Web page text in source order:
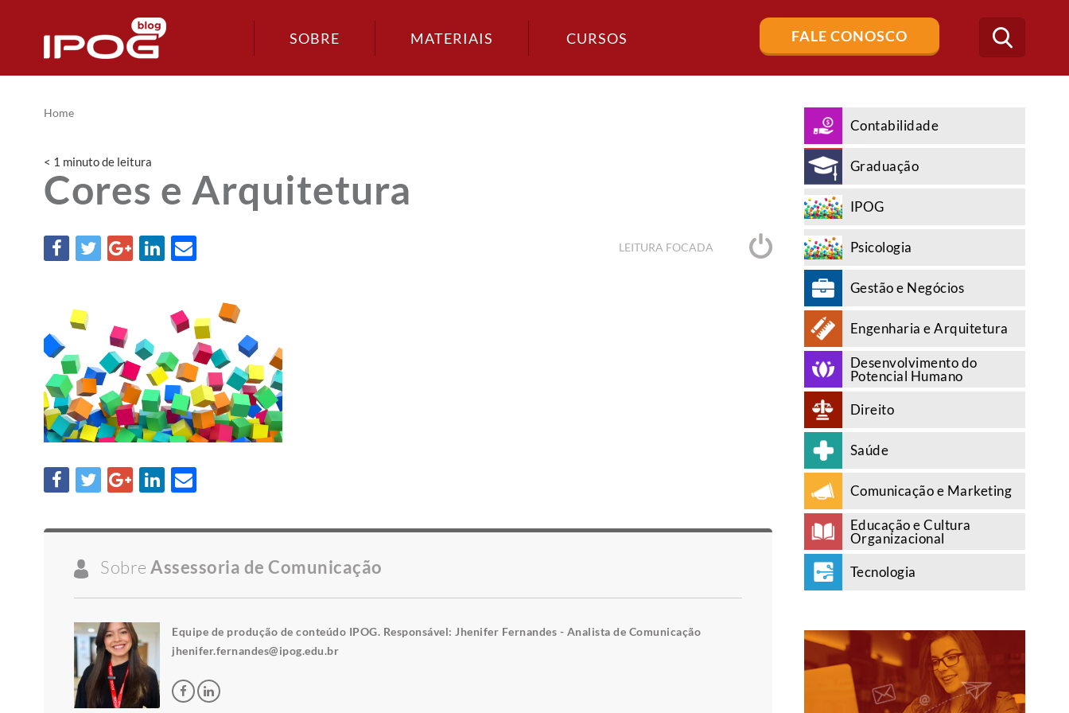
SOBRE MATERIAIS CURSOS FALE CONOSCO
Buscar
no
blog
Home
< 1 minutode leitura
Cores e Arquitetura
LEITURA FOCADA
Sobre Assessoria de Comunicação
Equipe de produção de conteúdo IPOG. Responsável: Jhenifer Fernandes - Analista de Comunicação
jhenifer.fernandes@ipog.edu.br
Contabilidade
Graduação
IPOG
Psicologia
Gestão e Negócios
Engenharia e Arquitetura
Desenvolvimento do
Potencial Humano
Direito
Saúde
Comunicação e Marketing
Educação e Cultura
Organizacional
Tecnologia